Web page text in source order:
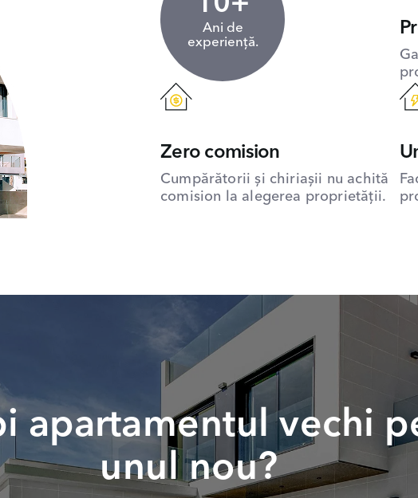
Ani de
experiență.
Zero comision
Cumpărătorii și chiriașii nu achită
comision la alegerea proprietății.
apartamentul vechi
unul nou?